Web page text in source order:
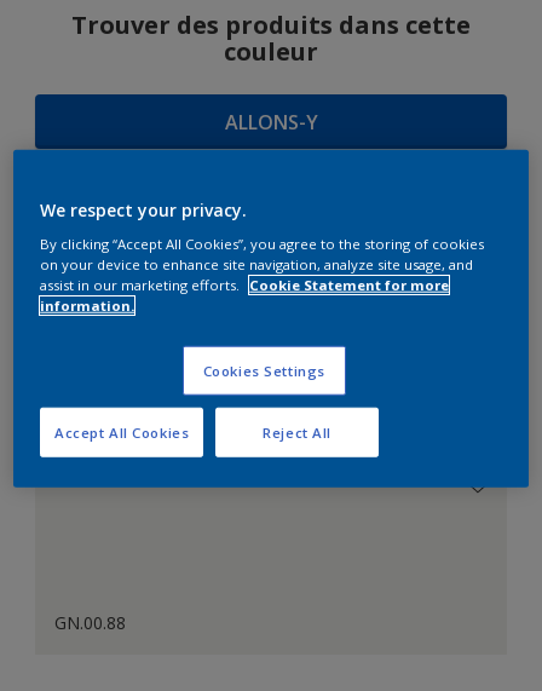
Trouver des produits dans cette
couleur
ALLONS-Y
SUGGESTIONS
D'HARMONIES
Le Blanc Parfait
GN.00.88
We respect your privacy.
By clicking “Accept All Cookies”, you agree to the storing of cookies
on your device to enhance site navigation, analyze site usage, and
assist in our marketing efforts.
Cookie Statement for more
information.
Cookies Settings
Reject All
Accept All Cookies